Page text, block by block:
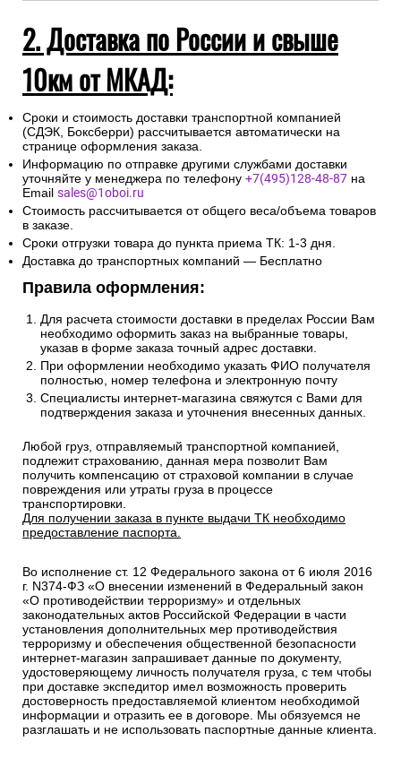
2. Доставка по России и свыше
10км от МКАД:
Сроки и стоимость доставки транспортной компанией
(СДЭК, Боксберри) рассчитывается автоматически на
странице оформления заказа.
Информацию по отправке другими службами доставки
уточняйте у менеджера по телефону +7(495)128-48-87 на
Email sales@1oboi.ru
Стоимость рассчитывается от общего веса/объема товаров
в заказе.
Сроки отгрузки товара до пункта приема ТК: 1-3 дня.
Доставка до транспортных компаний — Бесплатно
Правила оформления:
Для расчета стоимости доставки в пределах России Вам
необходимо оформить заказ на выбранные товары,
указав в форме заказа точный адрес доставки.
При оформлении необходимо указать ФИО получателя
полностью, номер телефона и электронную почту
Специалисты интернет-магазина свяжутся с Вами для
подтверждения заказа и уточнения внесенных данных.
Любой груз, отправляемый транспортной компанией,
подлежит страхованию, данная мера позволит Вам
получить компенсацию от страховой компании в случае
повреждения или утраты груза в процессе
транспортировки.
Для получении заказа в пункте выдачи ТК необходимо
предоставление паспорта.
Во исполнение ст. 12 Федерального закона от 6 июля 2016
г. N374-ФЗ «О внесении изменений в Федеральный закон
«О противодействии терроризму» и отдельных
законодательных актов Российской Федерации в части
установления дополнительных мер противодействия
терроризму и обеспечения общественной безопасности
интернет-магазин запрашивает данные по документу,
удостоверяющему личность получателя груза, с тем чтобы
при доставке экспедитор имел возможность проверить
достоверность предоставляемой клиентом необходимой
информации и отразить ее в договоре. Мы обязуемся не
разглашать и не использовать паспортные данные клиента.